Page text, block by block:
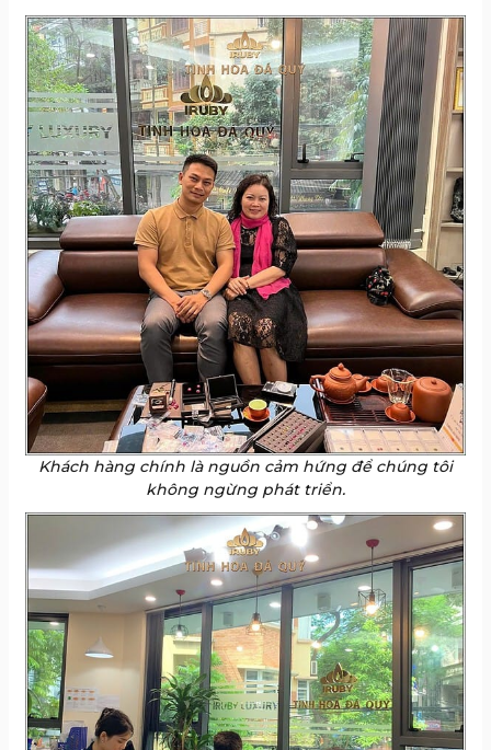
Khách hàng chính là nguồn cảm hứng để chúng tôi
không ngừng phát triển.